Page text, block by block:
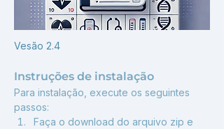
Vesão 2.4
Instruções de instalação
Para instalação, execute os seguintes
passos:
Faça o download do arquivo zip e